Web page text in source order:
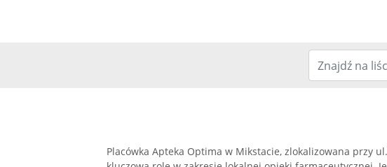
Placówka Apteka Optima w Mikstacie, zlokalizowana przy